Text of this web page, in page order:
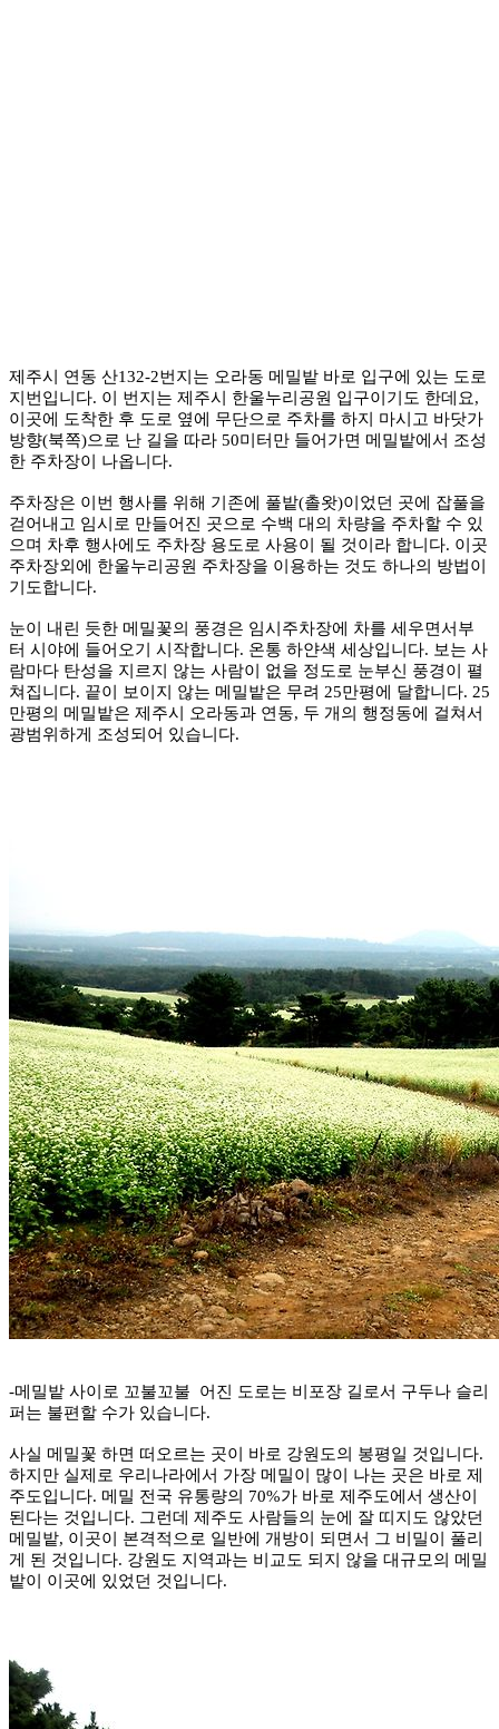
제주시 연동 산132-2번지는 오라동 메밀밭 바로 입구에 있는 도로
지번입니다. 이 번지는 제주시 한울누리공원 입구이기도 한데요,
이곳에 도착한 후 도로 옆에 무단으로 주차를 하지 마시고 바닷가
방향(북쪽)으로 난 길을 따라 50미터만 들어가면 메밀밭에서 조성
한 주차장이 나옵니다.
주차장은 이번 행사를 위해 기존에 풀밭(촐왓)이었던 곳에 잡풀을
걷어내고 임시로 만들어진 곳으로 수백 대의 차량을 주차할 수 있
으며 차후 행사에도 주차장 용도로 사용이 될 것이라 합니다. 이곳
주차장외에 한울누리공원 주차장을 이용하는 것도 하나의 방법이
기도합니다.
눈이 내린 듯한 메밀꽃의 풍경은 임시주차장에 차를 세우면서부
터 시야에 들어오기 시작합니다. 온통 하얀색 세상입니다. 보는 사
람마다 탄성을 지르지 않는 사람이 없을 정도로 눈부신 풍경이 펼
쳐집니다. 끝이 보이지 않는 메밀밭은 무려 25만평에 달합니다. 25
만평의 메밀밭은 제주시 오라동과 연동, 두 개의 행정동에 걸쳐서
광범위하게 조성되어 있습니다.
-메밀밭 사이로 꼬불꼬불 어진 도로는 비포장 길로서 구두나 슬리
퍼는 불편할 수가 있습니다.
사실 메밀꽃 하면 떠오르는 곳이 바로 강원도의 봉평일 것입니다.
하지만 실제로 우리나라에서 가장 메밀이 많이 나는 곳은 바로 제
주도입니다. 메밀 전국 유통량의 70%가 바로 제주도에서 생산이
된다는 것입니다. 그런데 제주도 사람들의 눈에 잘 띠지도 않았던
메밀밭, 이곳이 본격적으로 일반에 개방이 되면서 그 비밀이 풀리
게 된 것입니다. 강원도 지역과는 비교도 되지 않을 대규모의 메밀
밭이 이곳에 있었던 것입니다.